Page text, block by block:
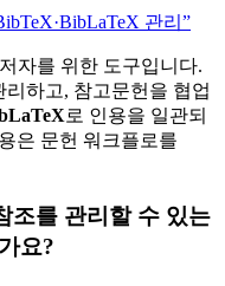
관리”
자를 위한 도구입니다.
하고, 참고문헌을 협업
로 인용을 일관되
은 문헌 워크플로를
조를 관리할 수 있는
요?